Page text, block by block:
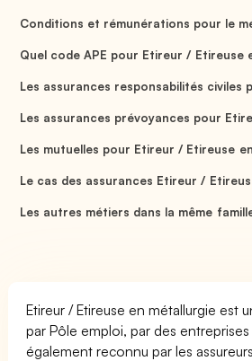
Conditions et rémunérations pour le
Quel code APE pour Etireur / Etireuse
Les assurances responsabilités civiles
Les assurances prévoyances pour
Les mutuelles pour Etireur / Etireuse
Le cas des assurances Etireur /
Les autres métiers dans la même
Etireur / Etireuse en métallurgie est
par Pôle emploi, par des
également reconnu par les